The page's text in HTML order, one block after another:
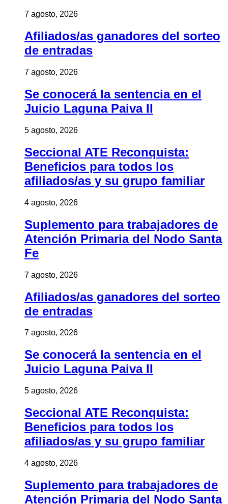
7 agosto, 2026
Afiliados/as ganadores del sorteo
de entradas
7 agosto, 2026
Se conocerá la sentencia en el
Juicio Laguna Paiva II
5 agosto, 2026
Seccional ATE Reconquista:
Beneficios para todos los
afiliados/as y su grupo familiar
4 agosto, 2026
Suplemento para trabajadores de
Atención Primaria del Nodo Santa
Fe
7 agosto, 2026
Afiliados/as ganadores del sorteo
de entradas
7 agosto, 2026
Se conocerá la sentencia en el
Juicio Laguna Paiva II
5 agosto, 2026
Seccional ATE Reconquista:
Beneficios para todos los
afiliados/as y su grupo familiar
4 agosto, 2026
Suplemento para trabajadores de
Atención Primaria del Nodo Santa